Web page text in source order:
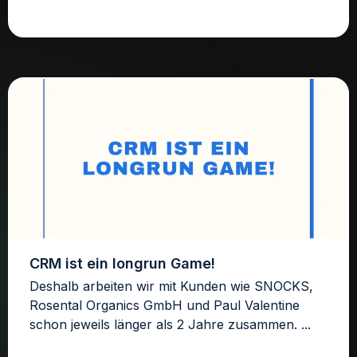
CRM ist ein longrun Game!
Deshalb arbeiten wir mit Kunden wie SNOCKS,
Rosental Organics GmbH und Paul Valentine
schon jeweils länger als 2 Jahre zusammen. ...